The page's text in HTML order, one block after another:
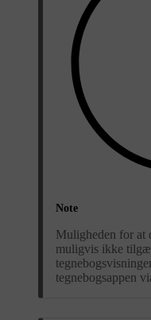
Note
Muligheden for at
muligvis ikke
tegnebogsappen